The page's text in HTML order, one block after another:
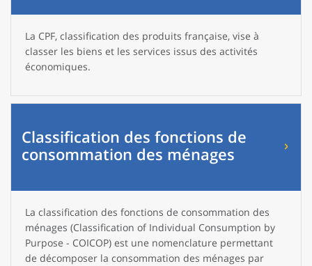
La CPF, classification des produits française, vise à
classer les biens et les services issus des activités
économiques.
Classification des fonctions de
consommation des ménages
La classification des fonctions de consommation des
ménages (Classification of Individual Consumption by
Purpose - COICOP) est une nomenclature permettant
de décomposer la consommation des ménages par